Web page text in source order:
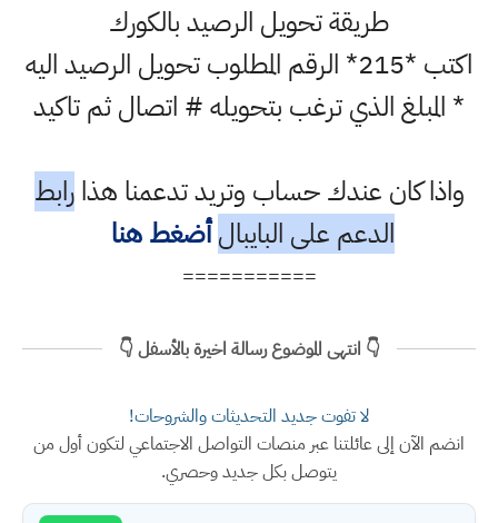
طريقة تحويل الرصيد بالكورك
اكتب *215* الرقم المطلوب تحويل الرصيد اليه
* المبلغ الذي ترغب بتحويله # اتصال ثم تاكيد
واذا كان عندك حساب وتريد تدعمنا هذارابط
الدعم على البايبال أضغط هنا
===========
👇 انتهى الموضوع رسالة اخيرة بالأسفل 👇
لا تفوت جديد التحديثات والشروحات!
انضم الآن إلى عائلتنا عبر منصات التواصل الاجتماعي لتكون أول من
يتوصل بكل جديد وحصري.